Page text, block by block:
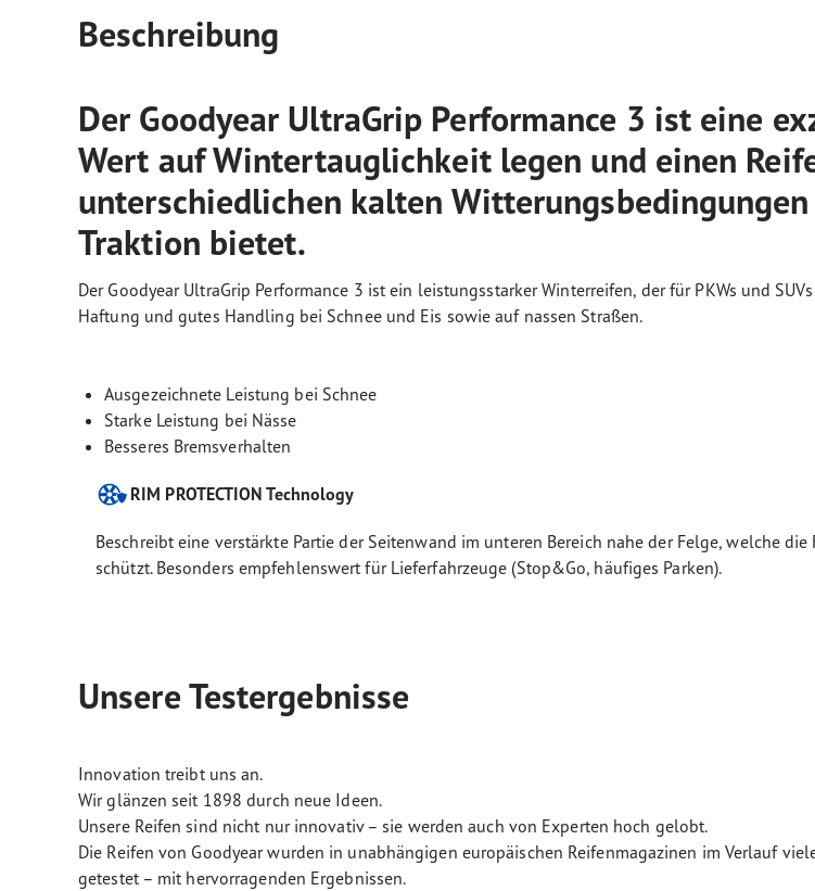
Beschreibung
Der Goodyear UltraGrip Performance 3 ist eine
Wert auf Wintertauglichkeit legen und einen
unterschiedlichen kalten
Traktion bietet.
Der Goodyear UltraGrip Performance 3 ist ein leistungsstarker Winterreifen, der für PKWs und
Haftung und gutes Handling bei Schnee und Eis sowie auf nassen Straßen.
Ausgezeichnete Leistung bei Schnee
Starke Leistung bei Nässe
Besseres Bremsverhalten
RIM PROTECTION Technology
Beschreibt eine verstärkte Partie der Seitenwand im unteren Bereich nahe der Felge, welche
schützt. Besonders empfehlenswert für Lieferfahrzeuge (Stop&Go, häufiges Parken).
Unsere Testergebnisse
Innovation treibt uns an.
Wir glänzen seit 1898 durch neue Ideen.
Unsere Reifen sind nicht nur innovativ – sie werden auch von Experten hoch gelobt.
Die Reifen von Goodyear wurden in unabhängigen europäischen Reifenmagazinen im Verlauf
getestet – mit hervorragenden Ergebnissen.